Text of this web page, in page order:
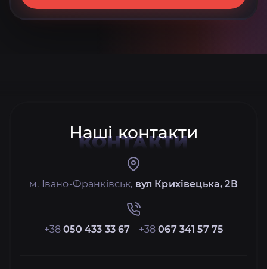
Наші контакти
КОНТАКТИ
м. Івано-Франківськ, вул Крихівецька, 2В
+38050 433 33 67 +38067 341 57 75